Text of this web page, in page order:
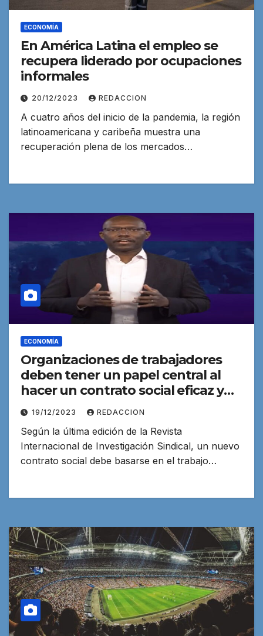
ECONOMÍA
En América Latina el empleo se
recupera liderado por ocupaciones
informales
20/12/2023 REDACCION
A cuatro años del inicio de la pandemia, la región
latinoamericana y caribeña muestra una
recuperación plena de los mercados…
ECONOMÍA
Organizaciones de trabajadores
deben tener un papel central al
hacer un contrato social eficaz y
sostenible
19/12/2023 REDACCION
Según la última edición de la Revista
Internacional de Investigación Sindical, un nuevo
contrato social debe basarse en el trabajo…